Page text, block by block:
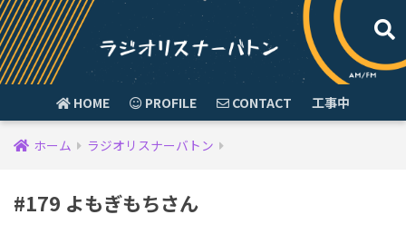
HOME PROFILE CONTACT 工事中
ホーム ラジオリスナーバトン
#179 よもぎもちさん